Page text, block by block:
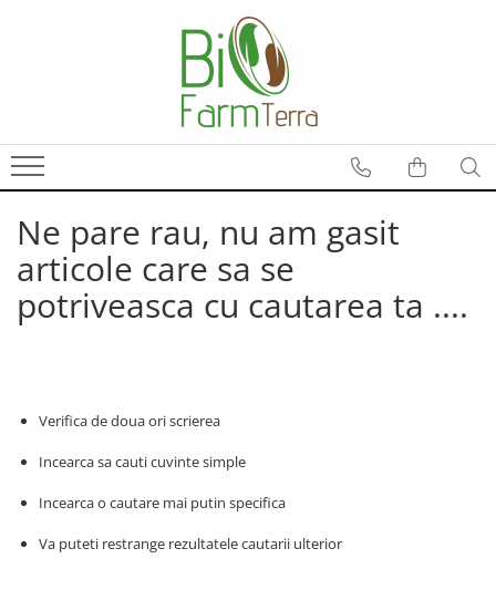
Curatare ten
Protectie solara
Ten acneic
Ten sensibil
Ten uscat
Froika
Ibizaloe
Officina Naturae
Olive Spa
Santo Volcano Spa
Zuccari
Ne pare rau, nu am gasit
articole care sa se
potriveasca cu cautarea ta ....
Verifica de doua ori scrierea
Incearca sa cauti cuvinte simple
Incearca o cautare mai putin specifica
Va puteti restrange rezultatele cautarii ulterior